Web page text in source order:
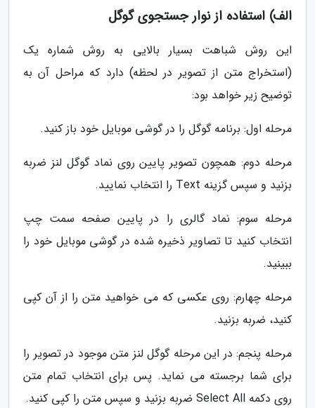
الف) استفاده از نوار جستجوی گوگل
این روش شباهت بسیار بالایی به روش شماره یک
(استخراج متن از تصویر در لحظه) دارد که مراحل آن به
توضیح زیر خواهد بود:
مرحله اول: برنامه گوگل را در گوشی موبایل خود باز کنید.
مرحله دوم: همچون تصویر پایین روی نماد گوگل لنز ضربه
بزنید و سپس گزینه Text را انتخاب نمایید.
مرحله سوم: نماد گالری را در پایین صفحه سمت چپ
انتخاب کنید تا تصاویر ذخیره شده در گوشی موبایل خود را
ببینید.
مرحله چهارم: روی عکسی که می خواهید متن را از آن کپی
کنید، ضربه بزنید.
مرحله پنجم: در این مرحله گوگل لنز متن موجود در تصویر را
برای شما برجسته می نماید. پس برای انتخاب تمام متن
روی دکمه Select All ضربه بزنید و سپس متن را کپی کنید.